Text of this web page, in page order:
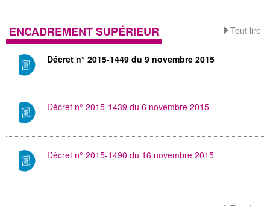
Tout lire
ENCADREMENT SUPÉRIEUR
Décret n° 2015-1449 du 9 novembre 2015
Décret n° 2015-1439 du 6 novembre 2015
Décret n° 2015-1490 du 16 novembre 2015